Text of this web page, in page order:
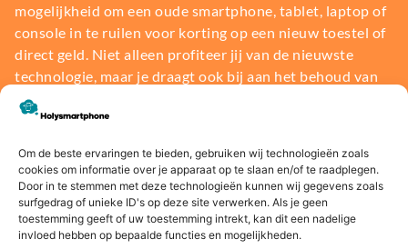
Om de beste ervaringen te bieden, gebruiken wij technologieën zoals
cookies om informatie over je apparaat op te slaan en/of te raadplegen.
Door in te stemmen met deze technologieën kunnen wij gegevens zoals
surfgedrag of unieke ID's op deze site verwerken. Als je geen
toestemming geeft of uw toestemming intrekt, kan dit een nadelige
invloed hebben op bepaalde functies en mogelijkheden.
mogelijkheid om een oude smartphone, tablet, laptop of
console in te ruilen voor korting op een nieuw toestel of
direct geld. Niet alleen profiteer jij van de nieuwste
technologie, maar je draagt ook bij aan het behoud van
onze planeet.
Bereken de waarde